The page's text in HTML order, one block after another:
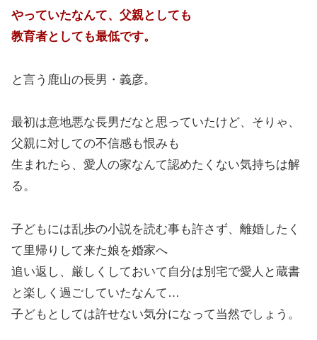
やっていたなんて、父親としても
教育者としても最低です。
と言う鹿山の長男・義彦。
最初は意地悪な長男だなと思っていたけど、そりゃ、
父親に対しての不信感も恨みも
生まれたら、愛人の家なんて認めたくない気持ちは解
る。
子どもには乱歩の小説を読む事も許さず、離婚したく
て里帰りして来た娘を婚家へ
追い返し、厳しくしておいて自分は別宅で愛人と蔵書
と楽しく過ごしていたなんて…
子どもとしては許せない気分になって当然でしょう。